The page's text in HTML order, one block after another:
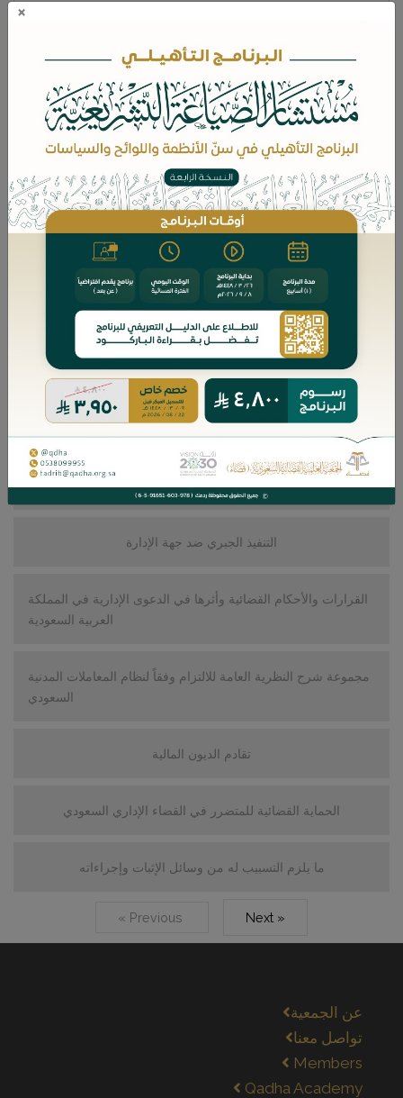
المقالات القضائية
سلسلة المصطلحات الدستورية
الأنظمة القضائية
الدليل الاسترشادي للاختصاص في دعاوى المحاكم العامة
الحماية القانونية لحق المساهم في الإعلام
ضمانات أطراف الدعوى التحكيمية
الميثاق العائلي في نظام الشركات
الطعن في الأحكام القضائية
التنفيذ الجبري ضد جهة الإدارة
القرارات والأحكام القضائية وأثرها في الدعوى الإدارية في المملكة
العربية السعودية
مجموعة شرح النظرية العامة للالتزام وفقاً لنظام المعاملات المدنية
السعودي
تقادم الديون المالية
الحماية القضائية للمتضرر في القضاء الإداري السعودي
ما يلزم التسبيب له من وسائل الإثبات وإجراءاته
« Previous Next »
عن الجمعية
تواصل معنا
Members
Qadha Academy
×